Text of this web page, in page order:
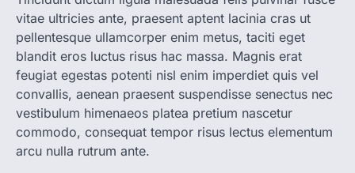
2
More Khabar August 7, 2026
रायपुर। राष्ट्रीय कृमि मुक्ति दिवस भारत सरकार द्वारा
बच्चों के स्वास्थ्य सुधार के लिए वर्ष…
CHHATTISGARH
CG : मुख्यमंत्री विष्णुदेव साय के नेतृत्व में
छत्तीसगढ़ को बड़ी उपलब्धि
More Khabar
vitae ultricies ante, praesent aptent lacinia cras ut
pellentesque ullamcorper enim metus, taciti eget
blandit eros luctus risus hac massa. Magnis erat
feugiat egestas potenti nisl enim imperdiet quis vel
convallis, aenean praesent suspendisse senectus nec
vestibulum himenaeos platea pretium nascetur
commodo, consequat tempor risus lectus elementum
arcu nulla rutrum ante.